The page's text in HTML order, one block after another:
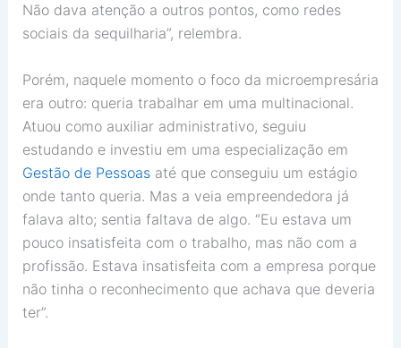
Não dava atenção a outros pontos, como redes
sociais da sequilharia”, relembra.
Porém, naquele momento o foco da microempresária
era outro: queria trabalhar em uma multinacional.
Atuou como auxiliar administrativo, seguiu
estudando e investiu em uma especialização em
Gestão de Pessoasaté que conseguiu um estágio
onde tanto queria. Mas a veia empreendedora já
falava alto; sentia faltava de algo. “Eu estava um
pouco insatisfeita com o trabalho, mas não com a
profissão. Estava insatisfeita com a empresa porque
não tinha o reconhecimento que achava que deveria
ter”.